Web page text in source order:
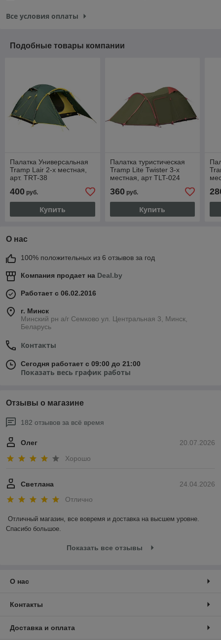
Все условия оплаты
Подобные товары компании
Палатка Универсальная
Tramp Lair 2-х местная,
арт. TRT-38
400 руб.
Купить
Палатка туристическая
Tramp Lite Twister 3-х
местная, арт TLT-024
360руб.
Купить
О нас
100% положительных из 6 отзывов за год
Компания продает на Deal.by
Работает с 06.02.2016
г. Минск
Минский рн а/г Семково ул. Центральная 3, Минск,
Беларусь
Контакты
Сегодня работает с 09:00 до 21:00
Показать весь график работы
Отзывы о магазине
182 отзывов за всё время
20.07.2026
Олег
Хорошо
24.04.2026
Светлана
Отлично
Отличный магазин, все вовремя и доставка на высшем уровне.
Спасибо большое.
Показать все отзывы
О нас
Контакты
Доставка и оплата